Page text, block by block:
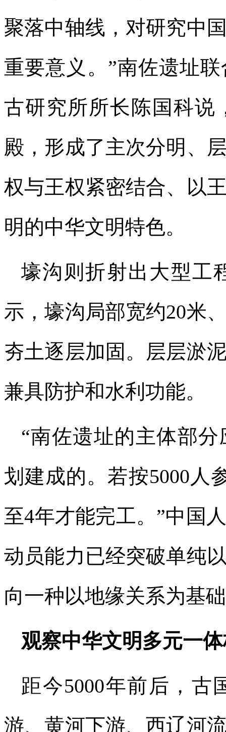
聚落中轴线，对研究中
重要意义。”南佐遗址
古研究所所长陈国科说
殿，形成了主次分明、
权与王权紧密结合、以
明的中华文明特色。
壕沟则折射出大型工
示，壕沟局部宽约20米
夯土逐层加固。层层淤
兼具防护和水利功能。
“南佐遗址的主体部
划建成的。若按5000人
至4年才能完工。”中国
动员能力已经突破单纯
向一种以地缘关系为基
观察中华文明多元一
距今5000年前后，古
游、黄河下游、西辽河